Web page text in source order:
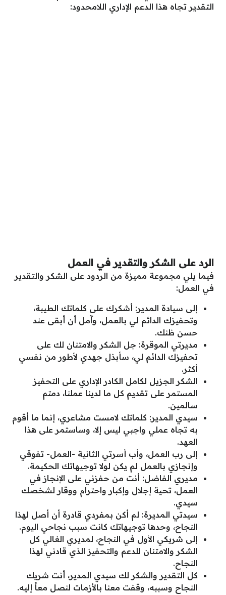
التقدير تجاه هذا الدعم الإداري اللامحدود:
الرد على الشكر والتقدير في العمل
فيما يلي مجموعة مميزة من الردود على الشكر والتقدير
في العمل:
إلى سيادة المدير: أشكرك على كلماتك الطيبة،
وتحفيزك الدائم لي بالعمل، وآمل أن أبقى عند
حسن ظنك.
مديرتي الموقرة: جل الشكر والامتنان لك على
تحفيزك الدائم لي، سأبذل جهدي لأطور من نفسي
أكثر.
الشكر الجزيل لكامل الكادر الإداري على التحفيز
المستمر على تقديم كل ما لدينا عملنا، دمتم
سالمين.
سيدي المدير: كلماتك لامست مشاعري، إنما ما أقوم
به تجاه عملي واجبي ليس إلا، وساستمر على هذا
العهد.
إلى رب العمل، وأب أسرتي الثانية -العمل- تفوقي
وإنجازي بالعمل لم يكن لولا توجيهاتك الحكيمة.
مديري الفاضل: أنت من حفزني على الإنجاز في
العمل، تحية إجلال وإكبار واحترام ووقار لشخصك
سيدي.
سيدتي المديرة: لم أكن بمفردي قادرة أن أصل لهذا
النجاح، وحدها توجيهاتك كانت سبب نجاحي اليوم.
إلى شريكي الأول في النجاح، لمديري الغالي كل
الشكر والامتنان للدعم والتحفيز الذي قادني لهذا
النجاح.
كل التقدير والشكر لك سيدي المدير، أنت شريك
النجاح وسببه، وقفت معنا بالأزمات لنصل معاً إليه.